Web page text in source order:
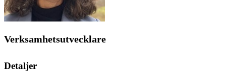
Verksamhetsutvecklare
Detaljer